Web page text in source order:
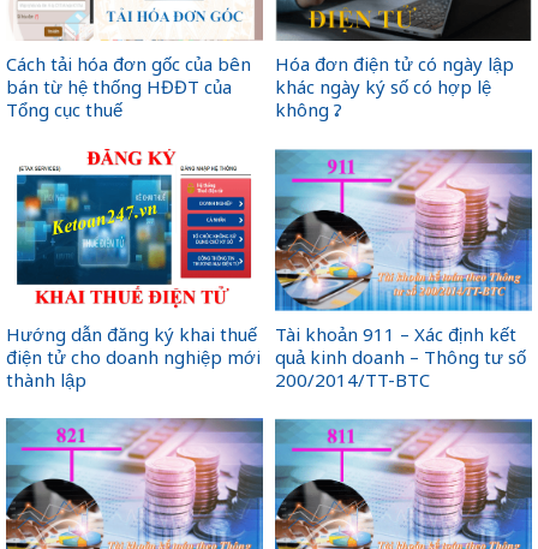
Cách tải hóa đơn gốc của bên
bán từ hệ thống HĐĐT của
Tổng cục thuế
Hóa đơn điện tử có ngày lập
khác ngày ký số có hợp lệ
không ?
Hướng dẫn đăng ký khai thuế
điện tử cho doanh nghiệp mới
thành lập
Tài khoản 911 – Xác định kết
quả kinh doanh – Thông tư số
200/2014/TT-BTC